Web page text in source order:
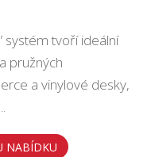
systém tvoří ideální
pružných
a vinylové desky,
NABÍDKU